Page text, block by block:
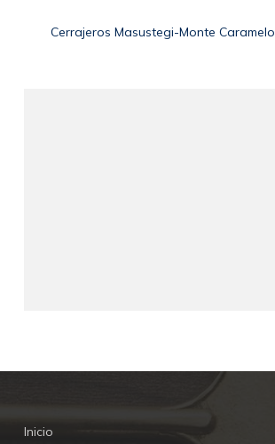
Cerrajeros Masustegi-Monte Caramelo
Inicio